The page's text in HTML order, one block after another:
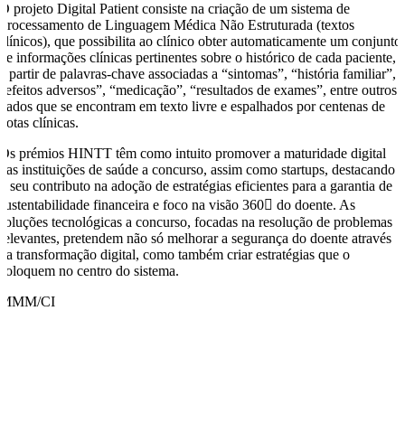
O projeto Digital Patient consiste na criação de um sistema de
Processamento de Linguagem Médica Não Estruturada (textos
clínicos), que possibilita ao clínico obter automaticamente um conjunto
de informações clínicas pertinentes sobre o histórico de cada paciente,
a partir de palavras-chave associadas a “sintomas”, “história familiar”,
“efeitos adversos”, “medicação”, “resultados de exames”, entre outros
dados que se encontram em texto livre e espalhados por centenas de
notas clínicas.
Os prémios HINTT têm como intuito promover a maturidade digital
das instituições de saúde a concurso, assim como startups, destacando
o seu contributo na adoção de estratégias eficientes para a garantia de
sustentabilidade financeira e foco na visão 360 do doente. As
soluções tecnológicas a concurso, focadas na resolução de problemas
relevantes, pretendem não só melhorar a segurança do doente através
da transformação digital, como também criar estratégias que o
coloquem no centro do sistema.
MMM/CI